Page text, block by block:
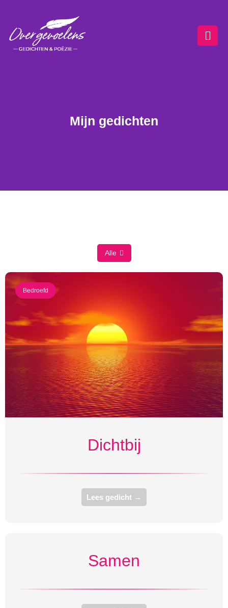
Mijn gedichten
Alle
Bedroefd
Dichtbij
Lees gedicht →
Samen